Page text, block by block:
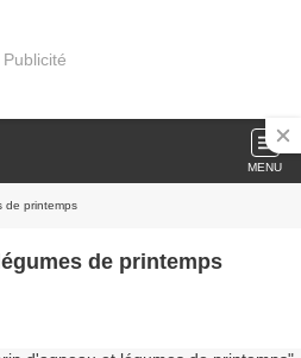
Publicité
MENU
de printemps
de printemps